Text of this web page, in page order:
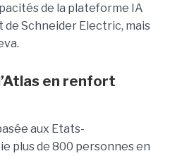
de la plateforme IA
Schneider Electric, mais
en renfort
aux Etats-
plus de 800 personnes en